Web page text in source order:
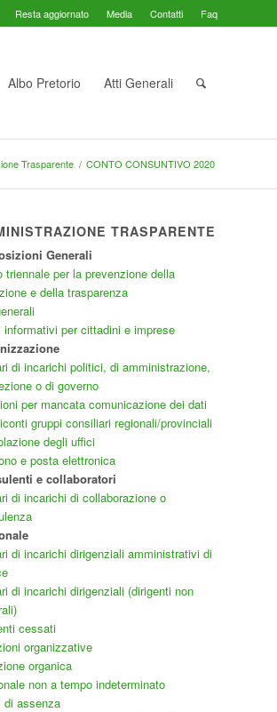
Resta aggiornato Media Contatti Faq
Albo Pretorio Atti Generali
Trasparente / CONTO CONSUNTIVO 2020
TRASPARENTE
Generali
triennale per la prevenzione della
e della trasparenza
informativi per cittadini e imprese
di incarichi politici, di amministrazione,
o di governo
per mancata comunicazione dei dati
gruppi consiliari regionali/provinciali
degli uffici
e posta elettronica
e collaboratori
di incarichi di collaborazione o
di incarichi dirigenziali amministrativi di
di incarichi dirigenziali (dirigenti non
cessati
organizzative
organica
non a tempo indeterminato
di assenza